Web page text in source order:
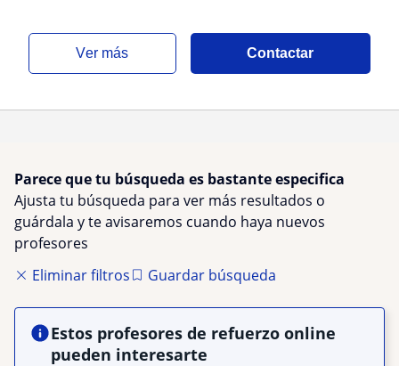
ver más Contactar
Parece que tu búsqueda es bastante especifica
Ajusta tu búsqueda para ver más resultados o
guárdala y te avisaremos cuando haya nuevos
profesores
Eliminar filtros
Guardar búsqueda
Estos profesores de refuerzo online
pueden interesarte